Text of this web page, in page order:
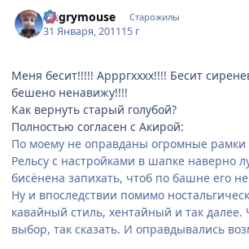
Angrymouse Старожилы
31 Января, 201115 г
Меня бесит!!!!! Аррргхххх!!!! Бесит
бешено ненавижу!!!!
Как вернуть старый голубой?
Полностью согласен с Акирой:
По моему не оправданы огромные рамки
Рельсу с настройками в шапке наверно
бисёнена запихать, чтоб по башне его
Ну и впоследствии помимо
кавайный стиль, хентайный и так далее.
выбор, так сказать. И оправдывались